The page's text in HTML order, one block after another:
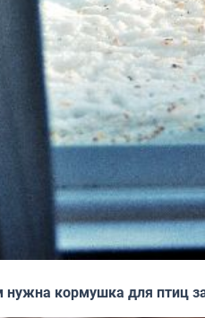
кормушка для птиц